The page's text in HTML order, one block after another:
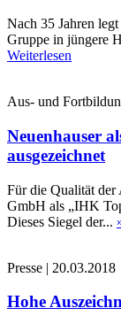
Nach 35 Jahren
Gruppe in jüngere
Weiterlesen
Aus- und
Neuenhauser
ausgezeichnet
Für die Qualität der
GmbH als „IHK
Dieses Siegel der...
Presse | 20.03.2018
Hohe